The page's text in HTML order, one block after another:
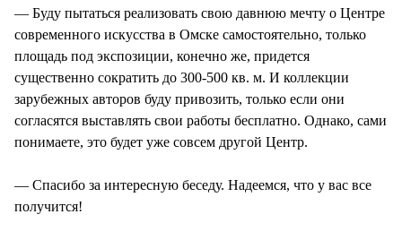
— Буду пытаться реализовать свою давнюю мечту о Центре
современного искусства в Омске самостоятельно, только
площадь под экспозиции, конечно же, придется
существенно сократить до 300-500 кв. м. И коллекции
зарубежных авторов буду привозить, только если они
согласятся выставлять свои работы бесплатно. Однако, сами
понимаете, это будет уже совсем другой Центр.
— Спасибо за интересную беседу. Надеемся, что у вас все
получится!